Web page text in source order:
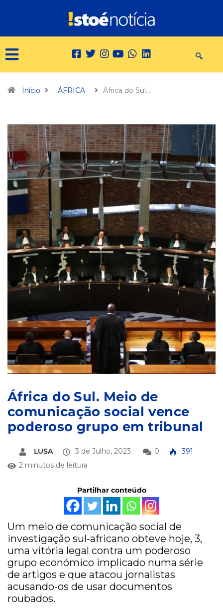
Início ÁFRICA África do Sul.…
África do Sul. Meio de
comunicação social vence
poderoso grupo em tribunal
LUSA 3 de Julho, 2023 0
391
2 minutos de leitura
Partilhar conteúdo
Um meio de comunicação social de
investigação sul-africano obteve hoje, 3,
uma vitória legal contra um poderoso
grupo económico implicado numa série
de artigos e que atacou jornalistas
acusando-os de usar documentos
roubados.